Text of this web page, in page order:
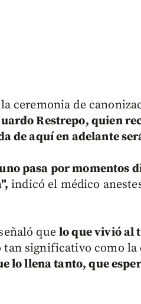
ceremonia de
Restrepo, quien
de aquí en adelante
pasa por momentos
indicó el médico
quelo que vivió al
tan significativo como
lo llena tanto, que